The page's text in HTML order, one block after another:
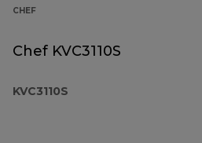
CHEF
Chef KVC3110S
KVC3110S